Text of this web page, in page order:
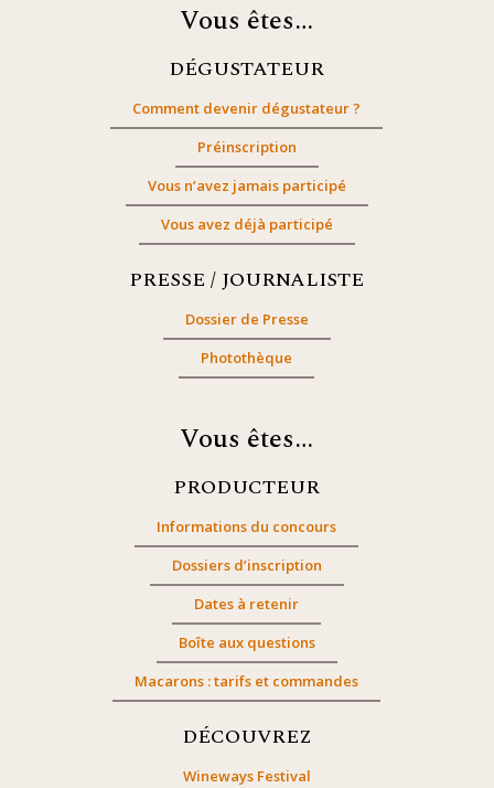
Vous êtes…
DÉGUSTATEUR
Comment devenir dégustateur ?
Préinscription
Vous n’avez jamais participé
Vous avez déjà participé
PRESSE / JOURNALISTE
Dossier de Presse
Photothèque
Vous êtes…
PRODUCTEUR
Informations du concours
Dossiers d’inscription
Dates à retenir
Boîte aux questions
Macarons : tarifs et commandes
DÉCOUVREZ
Wineways Festival